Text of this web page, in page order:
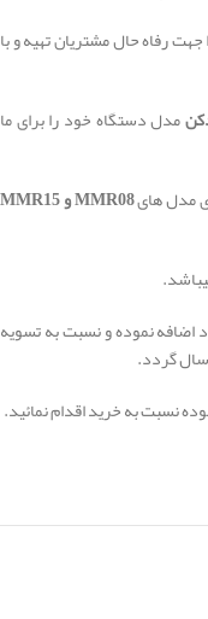
جهت رفاه حال مشتریان تهیه و با
مدل دستگاه خود را برای ما
مدل هایMMR08 و MMR15
اضافه نموده و نسبت به تسویه
گردد.
نسبت به خرید اقدام نمائید.